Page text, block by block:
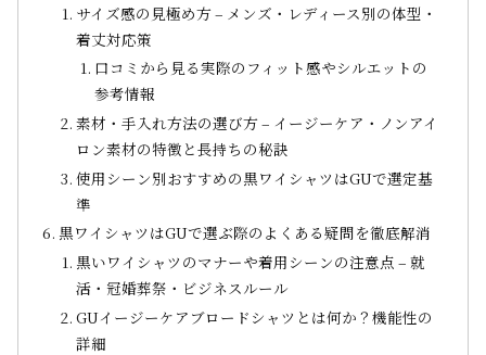
サイズ感の見極め方 – メンズ・レディース別の体型・
着丈対応策
口コミから見る実際のフィット感やシルエットの
参考情報
素材・手入れ方法の選び方 – イージーケア・ノンアイ
ロン素材の特徴と長持ちの秘訣
使用シーン別おすすめの黒ワイシャツはGUで選定基
準
黒ワイシャツはGUで選ぶ際のよくある疑問を徹底解消
黒いワイシャツのマナーや着用シーンの注意点 – 就
活・冠婚葬祭・ビジネスルール
GUイージーケアブロードシャツとは何か？機能性の
詳細